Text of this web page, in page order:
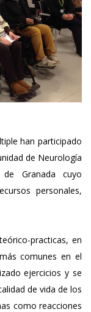
han participado
de Neurología
Granada cuyo
personales,
practicas, en
comunes en el
ejercicios y se
de vida de los
como reacciones